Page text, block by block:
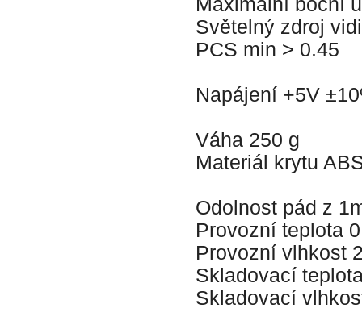
Světelný zdroj
PCS min > 0.45
Napájení +5V
Váha 250 g
Materiál krytu
Odolnost pád z
Provozní teplota
Provozní vlhkost
Skladovací
Skladovací